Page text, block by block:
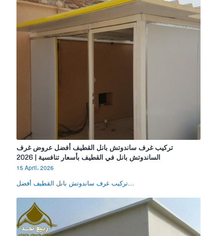
تركيب غرف ساندوتش بانل القطيف أفضل عروض غرف
الساندوتش بانل في القطيف بأسعار تنافسية | 2026
15 April، 2026
تركيب غرف ساندوتش بانل القطيف أفضل…